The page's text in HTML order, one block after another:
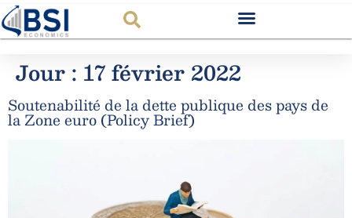
Jour : 17 février 2022
Soutenabilité de la dette publique des pays de
la Zone euro (Policy Brief)